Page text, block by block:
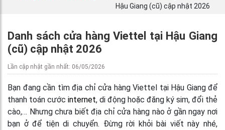
Hậu Giang (cũ) cập nhật 2026
Danh sách cửa hàng Viettel tại Hậu Giang
(cũ) cập nhật 2026
Lần cập nhật gần nhất: 06/05/2026
Bạn đang cần tìm địa chỉ cửa hàng Viettel tại Hậu Giang để
thanh toán cước internet, di động hoặc đăng ký sim, đổi thẻ
cào,… Nhưng chưa biết địa chỉ cửa hàng nào ở gần ngay nơi
bạn ở để tiện di chuyển. Đừng rời khỏi bài viết này nhé,